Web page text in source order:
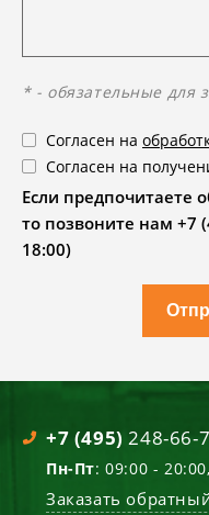
* - обязательные для
Согласен на
Согласен на
Если предпочитаете
то позвоните нам +7
18:00)
+7 (495) 248-66-
Пн-Пт: 09:00 -
Заказать